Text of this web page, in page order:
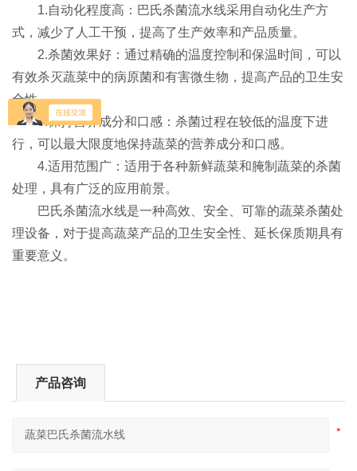
1.自动化程度高：巴氏杀菌流水线采用自动化生产方
式，减少了人工干预，提高了生产效率和产品质量。
2.杀菌效果好：通过精确的温度控制和保温时间，可以
有效杀灭蔬菜中的病原菌和有害微生物，提高产品的卫生安
全性。
3.保持营养成分和口感：杀菌过程在较低的温度下进
行，可以最大限度地保持蔬菜的营养成分和口感。
4.适用范围广：适用于各种新鲜蔬菜和腌制蔬菜的杀菌
处理，具有广泛的应用前景。
巴氏杀菌流水线是一种高效、安全、可靠的蔬菜杀菌处
理设备，对于提高蔬菜产品的卫生安全性、延长保质期具有
重要意义。
产品咨询